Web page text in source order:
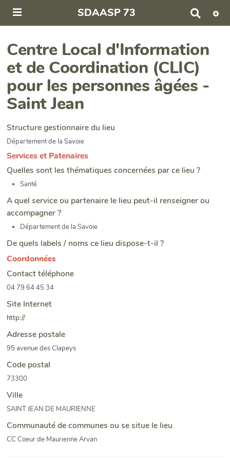
SDAASP 73
e
e
Centre Local d'Information
et de Coordination (CLIC)
pour les personnes âgées -
Saint Jean
Structure gestionnaire du lieu
Département de la Savoie
Services et Patenaires
Quelles sont les thématiques concernées par ce lieu ?
Santé
A quel service ou partenaire le lieu peut-il renseigner ou
accompagner ?
Département de la Savoie
De quels labels / noms ce lieu dispose-t-il ?
Coordonnées
Contact téléphone
04 79 64 45 34
Site Internet
http://
Adresse postale
95 avenue des Clapeys
Code postal
73300
Ville
SAINT JEAN DE MAURIENNE
Communauté de communes ou se situe le lieu
CC Coeur de Maurienne Arvan